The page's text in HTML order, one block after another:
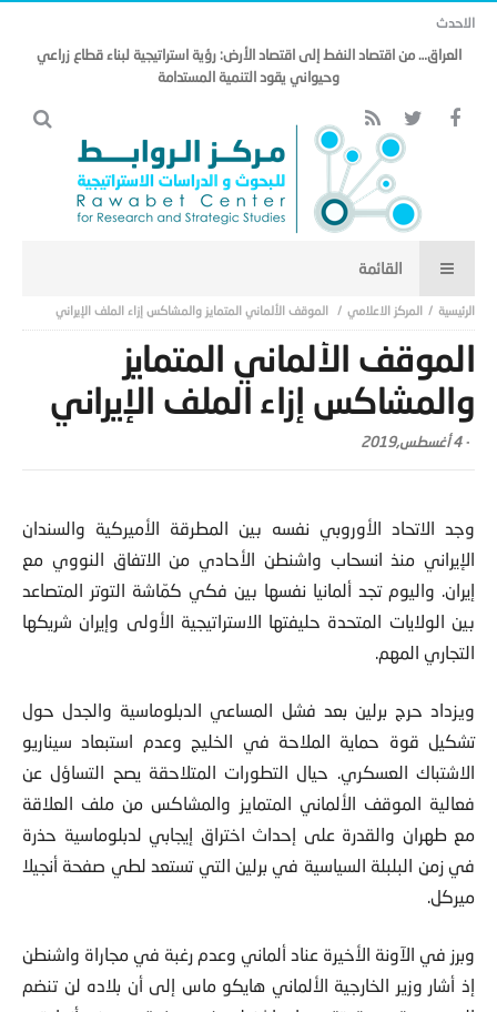
الاحدث
العراق… من اقتصاد النفط إلى اقتصاد الأرض: رؤية استراتيجية لبناء قطاع زراعي
وحيواني يقود التنمية المستدامة
المركز الاعلامي الموقف الألماني المتمايز والمشاكس إزاء الملف الإيراني
الموقف الألماني المتمايز
والمشاكس إزاء الملف الإيراني
-4 أغسطس,2019
وجد الاتحاد الأوروبي نفسه بين المطرقة الأميركية والسندان
الإيراني منذ انسحاب واشنطن الأحادي من الاتفاق النووي مع
إيران. واليوم تجد ألمانيا نفسها بين فكي كمّاشة التوتر المتصاعد
بين الولايات المتحدة حليفتها الاستراتيجية الأولى وإيران شريكها
التجاري المهم.
ويزداد حرج برلين بعد فشل المساعي الدبلوماسية والجدل حول
تشكيل قوة حماية الملاحة في الخليج وعدم استبعاد سيناريو
الاشتباك العسكري. حيال التطورات المتلاحقة يصح التساؤل عن
فعالية الموقف الألماني المتمايز والمشاكس من ملف العلاقة
مع طهران والقدرة على إحداث اختراق إيجابي لدبلوماسية حذرة
في زمن البلبلة السياسية في برلين التي تستعد لطي صفحة أنجيلا
ميركل.
وبرز في الآونة الأخيرة عناد ألماني وعدم رغبة في مجاراة واشنطن
إذ أشار وزير الخارجية الألماني هايكو ماس إلى أن بلاده لن تنضم